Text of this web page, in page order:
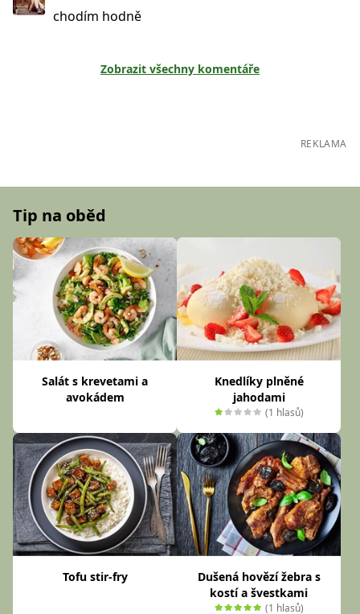
chodím hodně
Zobrazit všechny komentáře
REKLAMA
Tip na oběd
Salát s krevetami a
avokádem
Knedlíky plněné
jahodami
(1 hlasů)
Tofu stir-fry
Dušená hovězí žebra s
kostí a švestkami
(1 hlasů)